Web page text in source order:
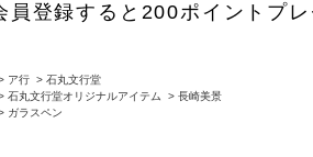
登録すると200ポイントプレ
ア行 > 石丸文行堂
石丸文行堂オリジナルアイテム > 長崎美景
ガラスペン